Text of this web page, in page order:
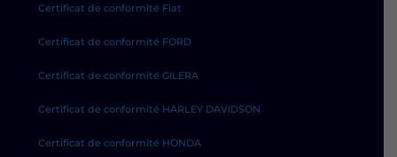
Certificat de conformité Fiat
Certificat de conformité FORD
Certificat de conformité GILERA
Certificat de conformité HARLEY DAVIDSON
Certificat de conformité HONDA